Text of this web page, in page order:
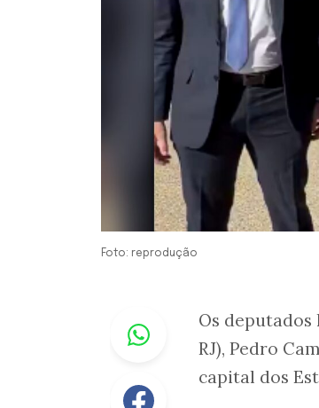
Foto: reprodução
Whastapp
Facebook
Os deputados
RJ), Pedro
capital dos